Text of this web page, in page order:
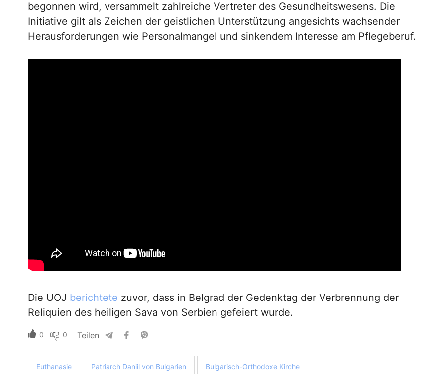
begonnen wird, versammelt zahlreiche Vertreter des Gesundheitswesens. Die
Initiative gilt als Zeichen der geistlichen Unterstützung angesichts wachsender
Herausforderungen wie Personalmangel und sinkendem Interesse am Pflegeberuf.
Die UOJ berichtete zuvor, dass in Belgrad der Gedenktag der Verbrennung der
Reliquien des heiligen Sava von Serbien gefeiert wurde.
0 0 Teilen
Euthanasie Patriarch Daniil von Bulgarien Bulgarisch-Orthodoxe Kirche